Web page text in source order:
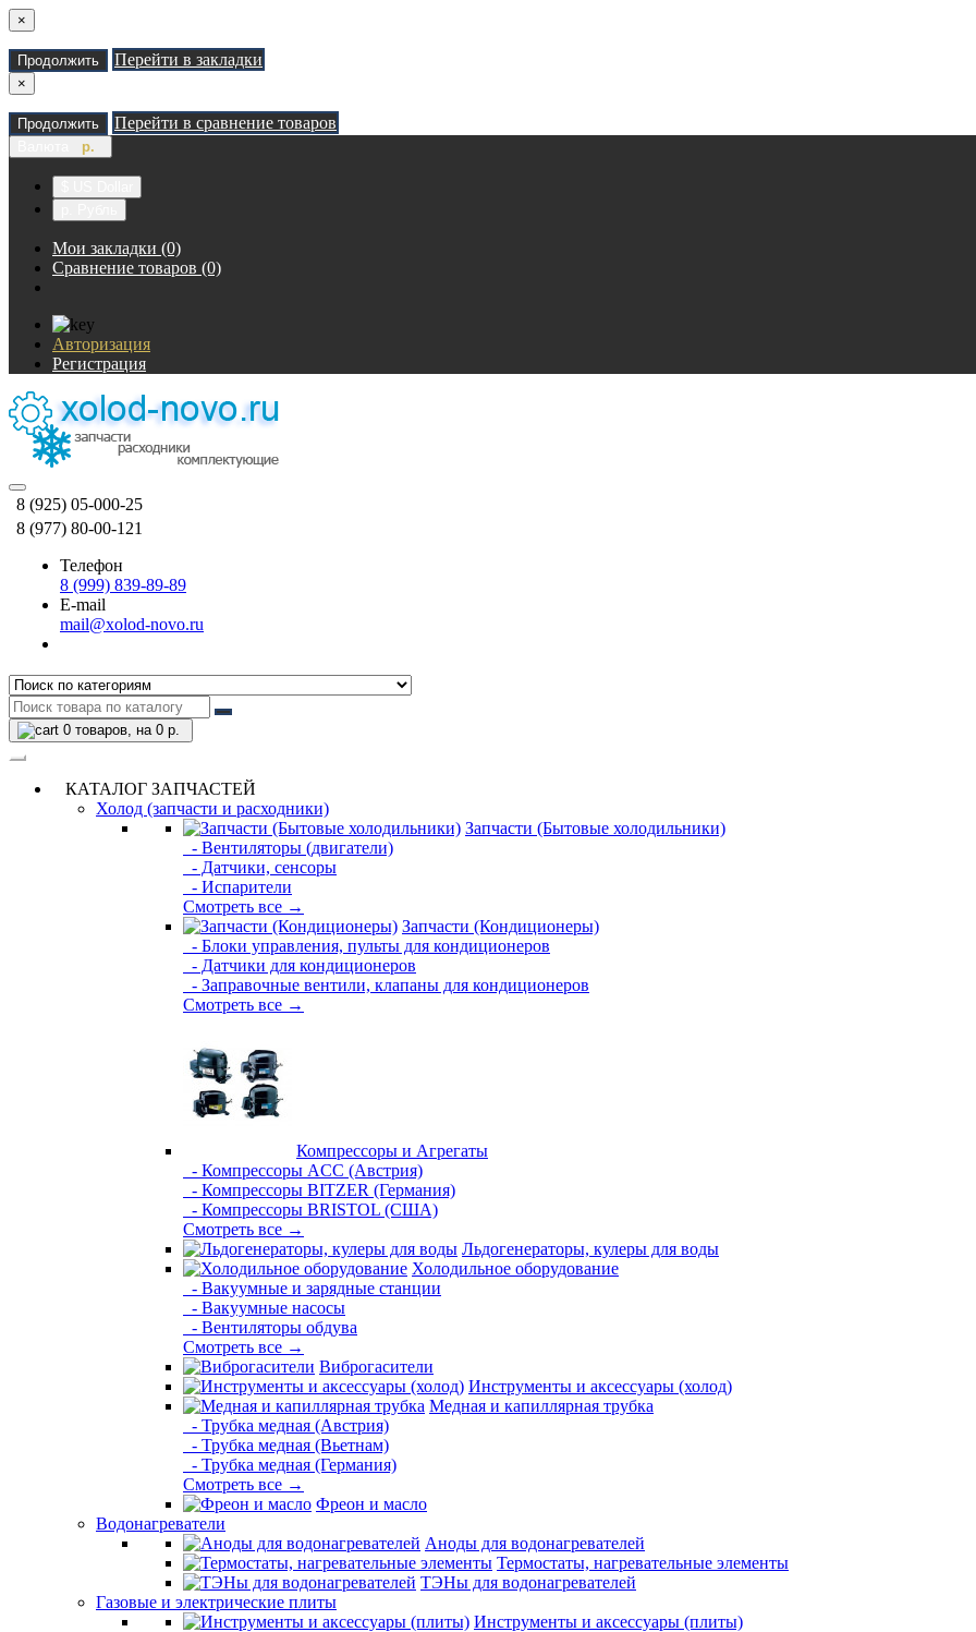
×
Продолжить Перейти в закладки
×
Продолжить Перейти в сравнение товаров
р.
Мои закладки (0)
Сравнение товаров (0)
Авторизация
Регистрация
8 (925) 05-000-25
8 (977) 80-00-121
Телефон
8 (999) 839-89-89
E-mail
mail@xolod-novo.ru
0 товаров, на 0 р.
КАТАЛОГ ЗАПЧАСТЕЙ
Холод (запчасти и расходники)
Запчасти (Бытовые холодильники)
- Вентиляторы (двигатели)
- Датчики, сенсоры
- Испарители
Смотреть все →
Запчасти (Кондиционеры)
- Блоки управления, пульты для кондиционеров
- Датчики для кондиционеров
- Заправочные вентили, клапаны для кондиционеров
Смотреть все →
Компрессоры и Агрегаты
- Компрессоры ACC (Австрия)
- Компрессоры BITZER (Германия)
- Компрессоры BRISTOL (США)
Смотреть все →
Льдогенераторы, кулеры для воды
Холодильное оборудование
- Вакуумные и зарядные станции
- Вакуумные насосы
- Вентиляторы обдува
Смотреть все →
Виброгасители
Инструменты и аксессуары (холод)
Медная и капиллярная трубка
- Трубка медная (Австрия)
- Трубка медная (Вьетнам)
- Трубка медная (Германия)
Смотреть все →
Фреон и масло
Водонагреватели
Аноды для водонагревателей
Термостаты, нагревательные элементы
ТЭНы для водонагревателей
Газовые и электрические плиты
Инструменты и аксессуары (плиты)